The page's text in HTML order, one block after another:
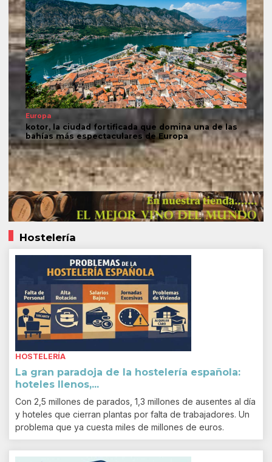
Europa
kotor, la ciudad fortificada que domina una de las
bahías más espectaculares de Europa
Hostelería
HOSTELERÍA
La gran paradoja de la hostelería española:
hoteles llenos,...
Con 2,5 millones de parados, 1,3 millones de ausentes al día
y hoteles que cierran plantas por falta de trabajadores. Un
problema que ya cuesta miles de millones de euros.